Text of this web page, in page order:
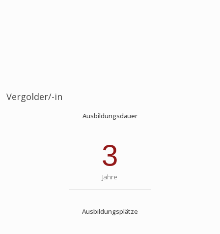
Vergolder/-in
Ausbildungsdauer
3
Jahre
Ausbildungsplätze